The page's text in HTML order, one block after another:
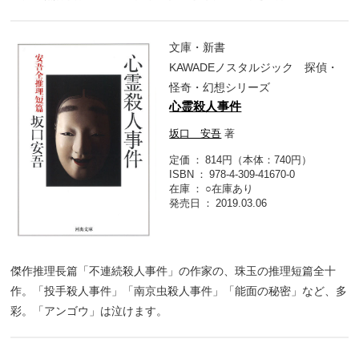
文庫・新書
KAWADEノスタルジック 探偵・
怪奇・幻想シリーズ
心霊殺人事件
坂口 安吾 著
定価
814円（本体：740円）
ISBN
978-4-309-41670-0
在庫
○在庫あり
発売日
2019.03.06
傑作推理長篇「不連続殺人事件」の作家の、珠玉の推理短篇全十
作。「投手殺人事件」「南京虫殺人事件」「能面の秘密」など、多
彩。「アンゴウ」は泣けます。